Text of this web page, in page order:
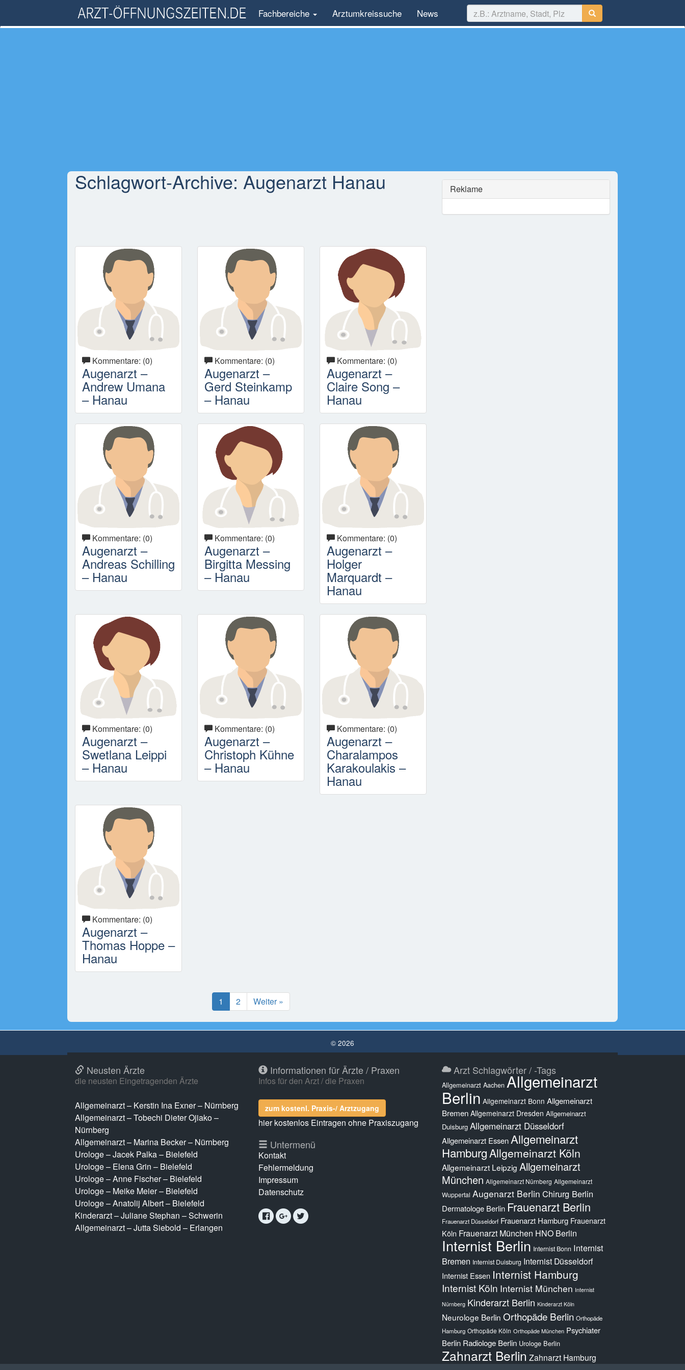
Fachbereiche Arztumkreissuche News
Schlagwort-Archive: Augenarzt Hanau
Kommentare: (0)
Augenarzt –
Andrew Umana
– Hanau
Kommentare: (0)
Augenarzt –
Gerd Steinkamp
– Hanau
Kommentare: (0)
Augenarzt –
Claire Song –
Hanau
Kommentare: (0)
Augenarzt –
Andreas Schilling
– Hanau
Kommentare: (0)
Augenarzt –
Birgitta Messing
– Hanau
Kommentare: (0)
Augenarzt –
Holger
Marquardt –
Hanau
Kommentare: (0)
Augenarzt –
Swetlana Leippi
– Hanau
Kommentare: (0)
Augenarzt –
Christoph Kühne
– Hanau
Kommentare: (0)
Augenarzt –
Charalampos
Karakoulakis –
Hanau
Kommentare: (0)
Augenarzt –
Thomas Hoppe –
Hanau
1 2 Weiter »
Reklame
© 2026
Neusten Ärzte
die neusten Eingetragenden Ärzte
Allgemeinarzt – Kerstin Ina Exner – Nürnberg
Allgemeinarzt – Tobechi Dieter Ojiako –
Nürnberg
Allgemeinarzt – Marina Becker – Nürnberg
Urologe – Jacek Palka – Bielefeld
Urologe – Elena Grin – Bielefeld
Urologe – Anne Fischer – Bielefeld
Urologe – Meike Meier – Bielefeld
Urologe – Anatolij Albert – Bielefeld
Kinderarzt – Juliane Stephan – Schwerin
Allgemeinarzt – Jutta Siebold – Erlangen
Informationen für Ärzte / Praxen
Infos für den Arzt / die Praxen
zum kostenl. Praxis-/ Arztzugang
hier kostenlos Eintragen ohne Praxiszugang
Untermenü
Kontakt
Fehlermeldung
Impressum
Datenschutz
Arzt Schlagwörter / -Tags
Allgemeinarzt Aachen Allgemeinarzt
Berlin Allgemeinarzt Bonn Allgemeinarzt
Bremen Allgemeinarzt Dresden Allgemeinarzt
Duisburg Allgemeinarzt Düsseldorf
Allgemeinarzt Essen Allgemeinarzt
HamburgAllgemeinarzt Köln
Allgemeinarzt Leipzig Allgemeinarzt
München Allgemeinarzt Nürnberg Allgemeinarzt
Wuppertal Augenarzt Berlin Chirurg Berlin
Dermatologe Berlin Frauenarzt Berlin
Frauenarzt Düsseldorf Frauenarzt Hamburg Frauenarzt
Köln Frauenarzt München HNO Berlin
Internist Berlin Internist Bonn Internist
Bremen Internist Duisburg Internist Düsseldorf
Internist Essen Internist Hamburg
Internist Köln Internist München Internist
Nürnberg Kinderarzt Berlin Kinderarzt Köln
Neurologe Berlin Orthopäde Berlin Orthopäde
Hamburg Orthopäde Köln Orthopäde München Psychiater
Berlin Radiologe Berlin Urologe Berlin
Zahnarzt Berlin Zahnarzt Hamburg